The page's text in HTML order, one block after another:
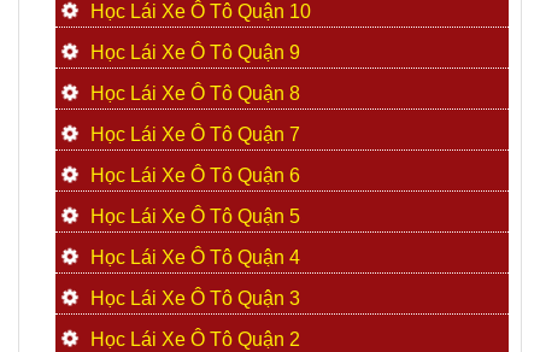
Học Lái Xe Ô Tô Quận 10
Học Lái Xe Ô Tô Quận 9
Học Lái Xe Ô Tô Quận 8
Học Lái Xe Ô Tô Quận 7
Học Lái Xe Ô Tô Quận 6
Học Lái Xe Ô Tô Quận 5
Học Lái Xe Ô Tô Quận 4
Học Lái Xe Ô Tô Quận 3
Học Lái Xe Ô Tô Quận 2